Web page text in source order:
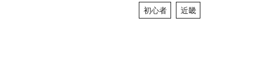
初心者 近畿